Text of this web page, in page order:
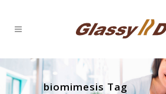
biomimesis Tag